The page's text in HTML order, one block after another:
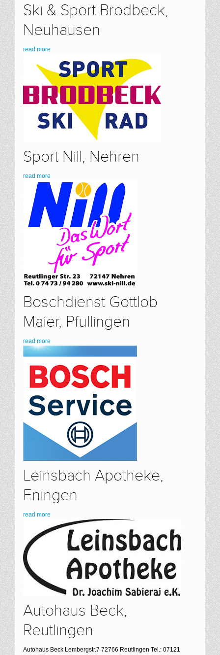
Ski & Sport Brodbeck,
Neuhausen
read more
Sport Nill, Nehren
read more
Boschdienst Gottlob
Maier, Pfullingen
read more
Leinsbach Apotheke,
Eningen
read more
Autohaus Beck,
Reutlingen
Autohaus Beck Lembergstr.7 72766 Reutlingen Tel.: 07121